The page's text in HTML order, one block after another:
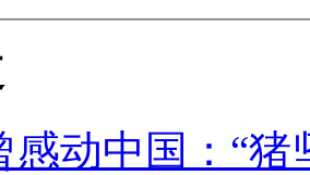
感动中国：“